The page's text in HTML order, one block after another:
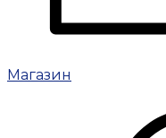
Магазин